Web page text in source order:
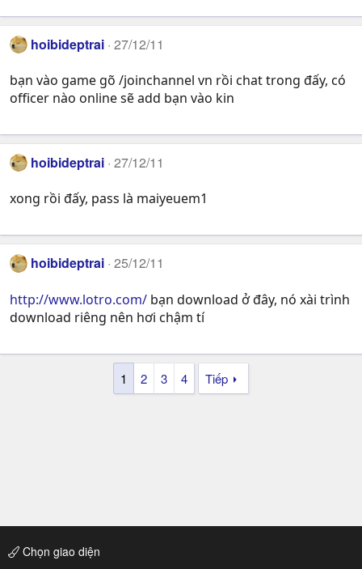
hoibideptrai 27/12/11
bạn vào game gõ /joinchannel vn rồi chat trong đấy, có
officer nào online sẽ add bạn vào kin
hoibideptrai 27/12/11
xong rồi đấy, pass là maiyeuem1
hoibideptrai 25/12/11
http://www.lotro.com/ bạn download ở đây, nó xài trình
download riêng nên hơi chậm tí
1 2 3 4 Tiếp
Chọn giao diện